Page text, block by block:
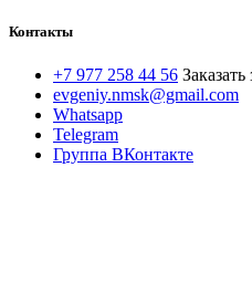
Контакты
+7 977 258 44 56
evgeniy.nmsk@gmail.com
Whatsapp
Telegram
Группа ВКонтакте